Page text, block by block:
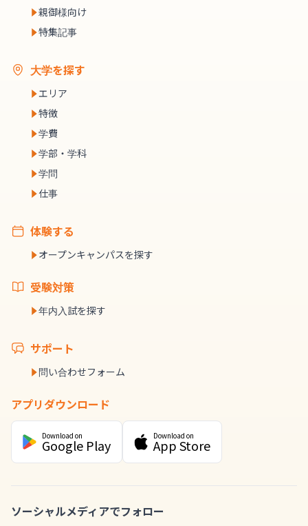
親御様向け
特集記事
大学を探す
エリア
特徴
学費
学部・学科
学問
仕事
体験する
オープンキャンパスを探す
受験対策
年内入試を探す
サポート
問い合わせフォーム
アプリダウンロード
Download on
Google Play
Download on
App Store
ソーシャルメディアでフォロー